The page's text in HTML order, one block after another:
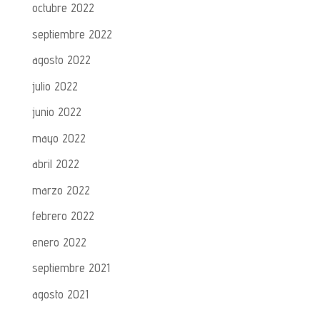
octubre 2022
septiembre 2022
agosto 2022
julio 2022
junio 2022
mayo 2022
abril 2022
marzo 2022
febrero 2022
enero 2022
septiembre 2021
agosto 2021